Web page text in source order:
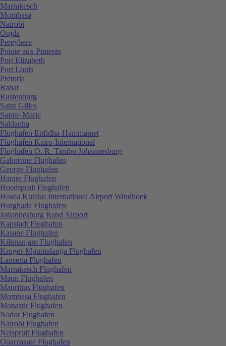
Marrakesch
Mombasa
Nairobi
Oujda
Pereybere
Pointe aux Piments
Port Elizabeth
Port Louis
Pretoria
Rabat
Rustenburg
Saint Gilles
Sainte-Marie
Saldanha
Flughafen Enfidha-Hammamet
Flughafen Kairo-International
Flughafen O. R. Tambo Johannesburg
Gaborone Flughafen
George Flughafen
Harare Flughafen
Hoedspruit Flughafen
Hosea Kutako International Airport Windhoek
Hurghada Flughafen
Johannesburg Rand Airport
Kapstadt Flughafen
Kasane Flughafen
Kilimanjaro Flughafen
Kruger-Mpumalanga Flughafen
Lanseria Flughafen
Marrakesch Flughafen
Maun Flughafen
Mauritius Flughafen
Mombasa Flughafen
Monastir Flughafen
Nador Flughafen
Nairobi Flughafen
Nelspruit Flughafen
Ouarzazate Flughafen